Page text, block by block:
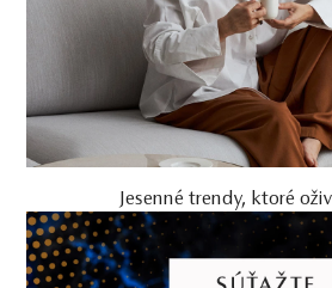
Jesenné trendy, ktoré